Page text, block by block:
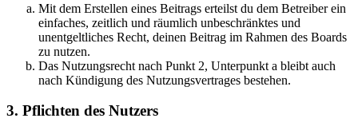
Mit dem Erstellen eines Beitrags erteilst du dem Betreiber ein
einfaches, zeitlich und räumlich unbeschränktes und
unentgeltliches Recht, deinen Beitrag im Rahmen des Boards
zu nutzen.
Das Nutzungsrecht nach Punkt 2, Unterpunkt a bleibt auch
nach Kündigung des Nutzungsvertrages bestehen.
3. Pflichten des Nutzers